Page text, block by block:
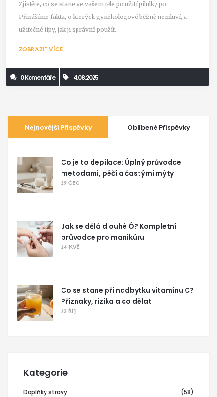
Zjistěte, co se stane ve vašem těle po užití pilulky po.
Přinášíme fakta, o kterých gynekologové běžně nemluví, a
užitečné tipy, jak ji správně použít.
ZOBRAZIT VÍCE
0 Komentáře 4.08.2025
Nejnovější Příspěvky Oblíbené Příspěvky
Co je to depilace: Úplný průvodce
metodami, péčí a častými mýty
29 ČEC
Jak se dělá dlouhé Ó? Kompletní
průvodce pro manikúru
24 KVĚ
Co se stane při nadbytku vitamínu C?
Příznaky, rizika a co dělat
22 ŘÍJ
Kategorie
Doplňky stravy (58)